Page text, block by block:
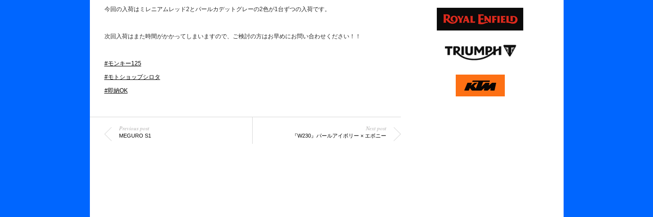
今回の入荷はミレニアムレッド2とパールカデットグレーの2色が1台ずつの入荷です。
次回入荷はまた時間がかかってしまいますので、ご検討の方はお早めにお問い合わせください！！
#モンキー125
#モトショップシロタ
#即納OK
Previous post
MEGURO S1
Next post
『W230』パールアイボリー × エボニー